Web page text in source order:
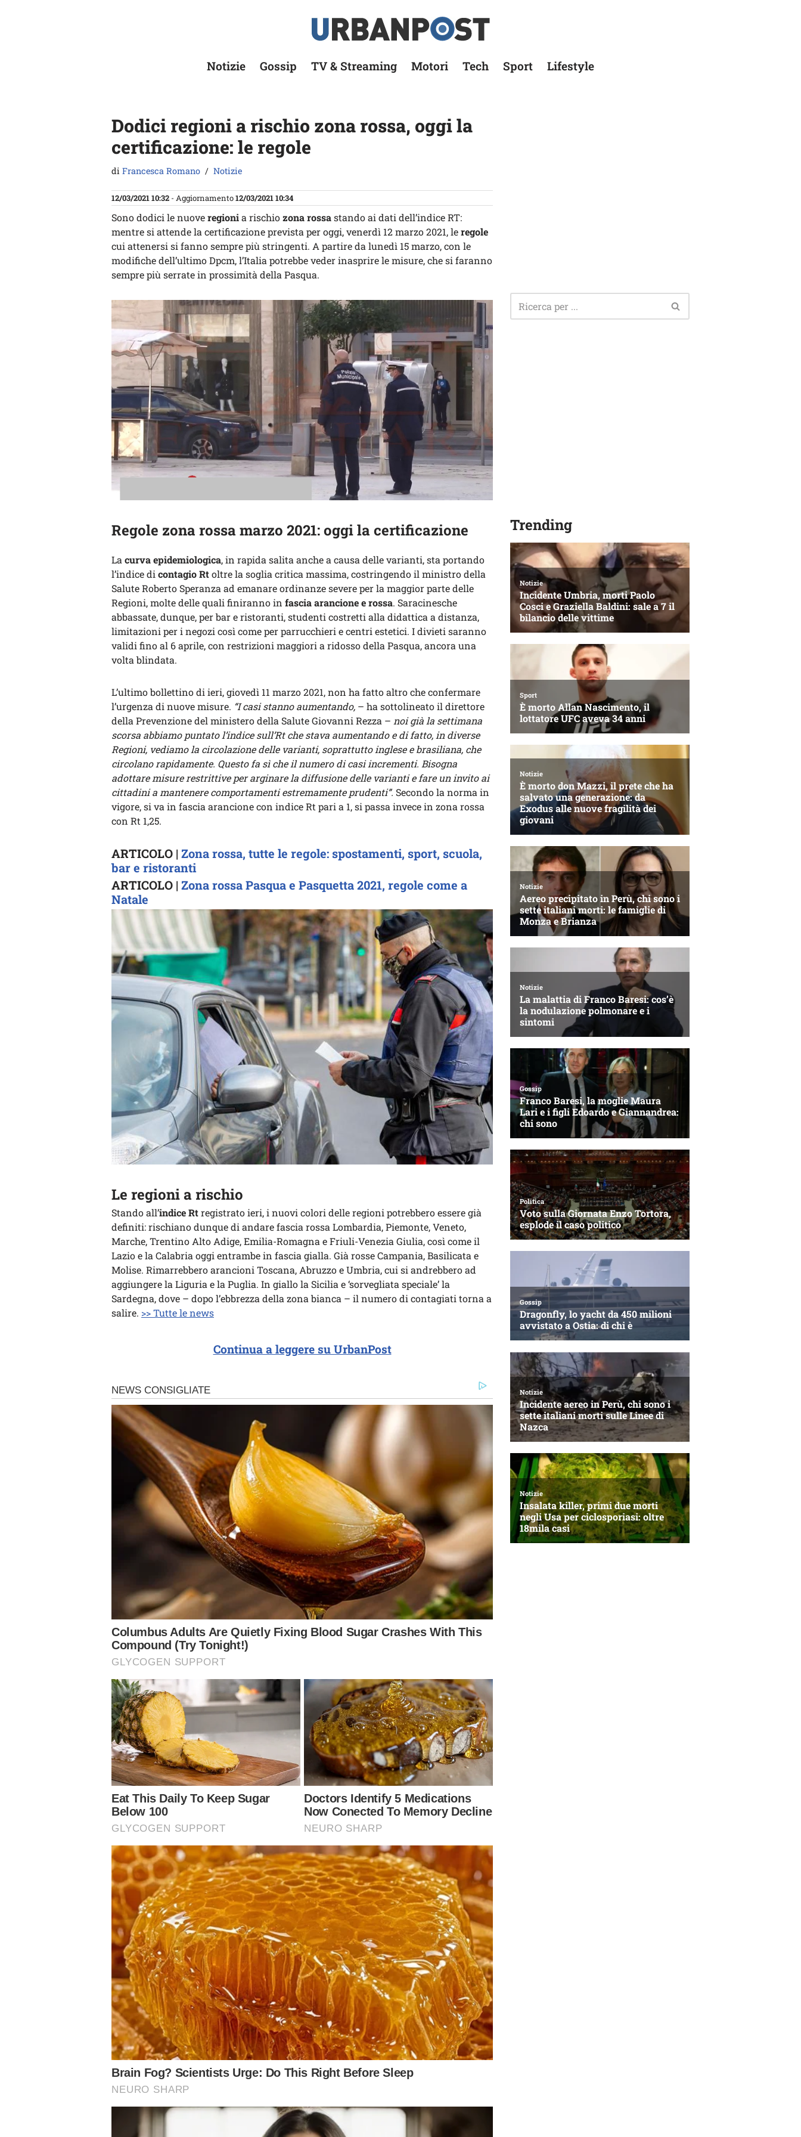
Notizie Gossip TV & Streaming Motori Tech Sport Lifestyle
Dodici regioni a rischio zona rossa, oggi la
certificazione: le regole
di Francesca Romano Notizie
12/03/2021 10:32 - Aggiornamento12/03/2021 10:34
Sono dodici le nuoveregionia rischiozona rossastando ai dati dell’indice RT:
mentre si attende la certificazione prevista per oggi, venerdì 12 marzo 2021, leregole
cui attenersi si fanno sempre più stringenti. A partire da lunedì 15 marzo, con le
modifiche dell’ultimo Dpcm, l’Italia potrebbe veder inasprire le misure, che si faranno
sempre più serrate in prossimità della Pasqua.
Regole zona rossa marzo 2021: oggi la certificazione
La curva epidemiologica, in rapida salita anche a causa delle varianti, sta portando
l’indice di contagio Rtoltre la soglia critica massima, costringendo il ministro della
Salute Roberto Speranza ad emanare ordinanze severe per la maggior parte delle
Regioni, molte delle quali finiranno in fascia arancione e rossa. Saracinesche
abbassate, dunque, per bar e ristoranti, studenti costretti alla didattica a distanza,
limitazioni per i negozi così come per parrucchieri e centri estetici. I divieti saranno
validi fino al 6 aprile, con restrizioni maggiori a ridosso della Pasqua, ancora una
volta blindata.
L’ultimo bollettino di ieri, giovedì 11 marzo 2021, non ha fatto altro che confermare
l’urgenza di nuove misure. “I casi stanno aumentando, – ha sottolineato il direttore
della Prevenzione del ministero della Salute Giovanni Rezza – noi già la settimana
scorsa abbiamo puntato l’indice sull’Rt che stava aumentando e di fatto, in diverse
Regioni, vediamo la circolazione delle varianti, soprattutto inglese e brasiliana, che
circolano rapidamente. Questo fa sì che il numero di casi incrementi. Bisogna
adottare misure restrittive per arginare la diffusione delle varianti e fare un invito ai
cittadini a mantenere comportamenti estremamente prudenti”. Secondo la norma in
vigore, si va in fascia arancione con indice Rt pari a 1, si passa invece in zona rossa
con Rt 1,25.
ARTICOLO | Zona rossa, tutte le regole: spostamenti, sport, scuola,
bar e ristoranti
ARTICOLO | Zona rossa Pasqua e Pasquetta 2021, regole come a
Natale
Le regioni a rischio
Stando all’indice Rtregistrato ieri, i nuovi colori delle regioni potrebbero essere già
definiti: rischiano dunque di andare fascia rossa Lombardia, Piemonte, Veneto,
Marche, Trentino Alto Adige, Emilia-Romagna e Friuli-Venezia Giulia, così come il
Lazio e la Calabria oggi entrambe in fascia gialla. Già rosse Campania, Basilicata e
Molise. Rimarrebbero arancioni Toscana, Abruzzo e Umbria, cui si andrebbero ad
aggiungere la Liguria e la Puglia. In giallo la Sicilia e ‘sorvegliata speciale’ la
Sardegna, dove – dopo l’ebbrezza della zona bianca – il numero di contagiati torna a
salire. >> Tutte le news
Continua a leggere su UrbanPost
Trending